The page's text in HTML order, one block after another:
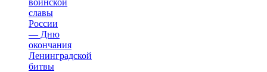
славы
России
— Дню
окончания
Ленинградской
битвы